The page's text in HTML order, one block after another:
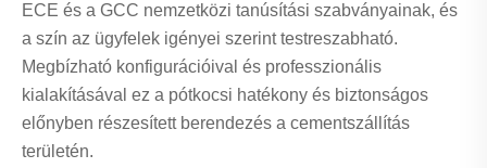
ECE és a GCC nemzetközi tanúsítási szabványainak, és
a szín az ügyfelek igényei szerint testreszabható.
Megbízható konfigurációival és professzionális
kialakításával ez a pótkocsi hatékony és biztonságos
előnyben részesített berendezés a cementszállítás
területén.